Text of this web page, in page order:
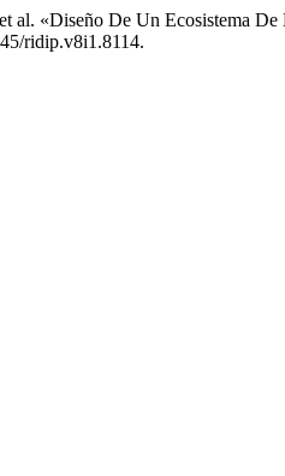
al. «Diseño De Un Ecosistema
ridip.v8i1.8114.